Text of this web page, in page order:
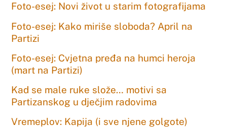
Foto-esej: Novi život u starim fotografijama
Foto-esej: Kako miriše sloboda? April na
Partizi
Foto-esej: Cvjetna pređa na humci heroja
(mart na Partizi)
Kad se male ruke slože… motivi sa
Partizanskog u dječjim radovima
Vremeplov: Kapija (i sve njene golgote)